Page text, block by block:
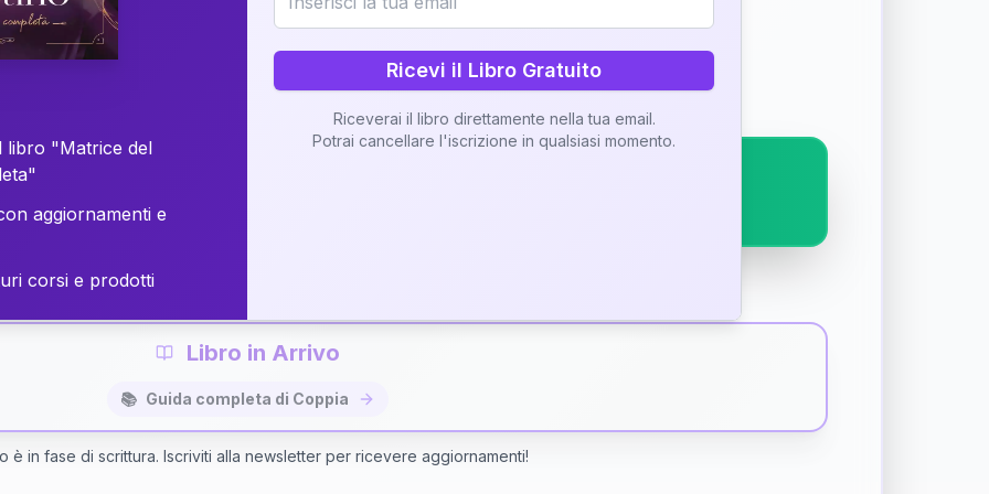
vostra Matrice di Coppia attraverso una nostra interpretazione
✨ Interpretazione personalizzata
⚡
Libro in Arrivo
📚 Guida completa di Coppia
è in fase di scrittura. Iscriviti alla newsletter per ricevere aggiornamenti!
libro "Matrice del
aggiornamenti e
corsi e prodotti
Ricevi il Libro Gratuito
Riceverai il libro direttamente nella tua email.
Potrai cancellare l'iscrizione in qualsiasi momento.